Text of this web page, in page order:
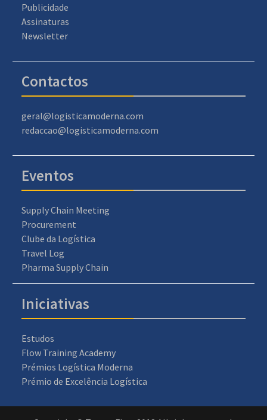
Publicidade
Assinaturas
Newsletter
Contactos
geral@logisticamoderna.com
redaccao@logisticamoderna.com
Eventos
Supply Chain Meeting
Procurement
Clube da Logística
Travel Log
Pharma Supply Chain
Iniciativas
Estudos
Flow Training Academy
Prémios Logística Moderna
Prémio de Excelência Logística